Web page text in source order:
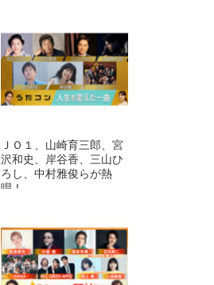
ＪＯ１、山崎育三郎、宮
沢和史、岸谷香、三山ひ
ろし、中村雅俊らが熱
唱！